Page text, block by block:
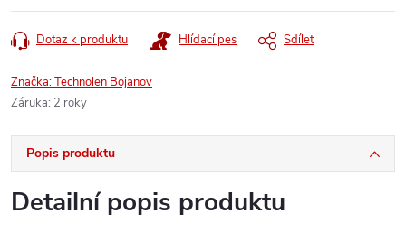
Dotaz k produktu Hlídací pes Sdílet
Značka:Technolen Bojanov
Záruka: 2 roky
Popis produktu
Detailní popis produktu